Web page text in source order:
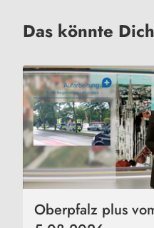
Das könnte
Oberpfalz plus